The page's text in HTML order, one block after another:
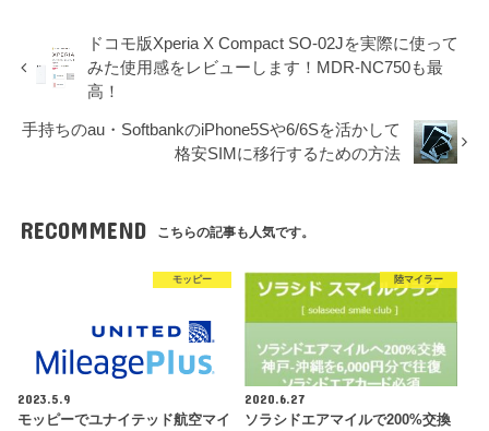
ドコモ版Xperia X Compact SO-02Jを実際に使って
みた使用感をレビューします！MDR-NC750も最
高！
手持ちのau・SoftbankのiPhone5Sや6/6Sを活かして
格安SIMに移行するための方法
RECOMMEND こちらの記事も人気です。
モッピー
2023.5.9
モッピーでユナイテッド航空マイ
陸マイラー
2020.6.27
ソラシドエアマイルで200%交換